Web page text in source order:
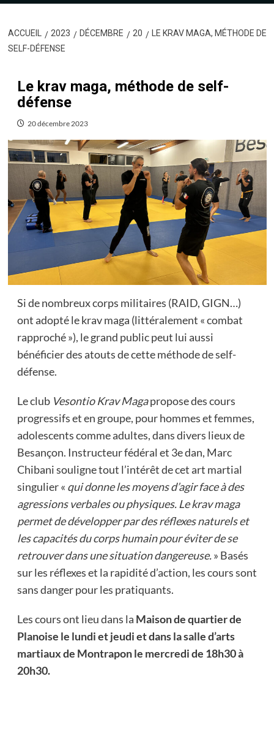
ACCUEIL 2023 DÉCEMBRE 20
LE KRAV MAGA, MÉTHODE DE
SELF-DÉFENSE
Le krav maga, méthode de self-
défense
20 décembre 2023
Si de nombreux corps militaires (RAID, GIGN…)
ont adopté le krav maga (littéralement « combat
rapproché »), le grand public peut lui aussi
bénéficier des atouts de cette méthode de self-
défense.
Le club Vesontio Krav Magapropose des cours
progressifs et en groupe, pour hommes et femmes,
adolescents comme adultes, dans divers lieux de
Besançon. Instructeur fédéral et 3e dan, Marc
Chibani souligne tout l’intérêt de cet art martial
singulier « qui donne les moyens d’agir face à des
agressions verbales ou physiques. Le krav maga
permet de développer par des réflexes naturels et
les capacités du corps humain pour éviter de se
retrouver dans une situation dangereuse.» Basés
sur les réflexes et la rapidité d’action, les cours sont
sans danger pour les pratiquants.
Les cours ont lieu dans la Maison de quartier de
Planoise le lundi et jeudi et dans la salle d’arts
martiaux de Montrapon le mercredi de 18h30 à
20h30.